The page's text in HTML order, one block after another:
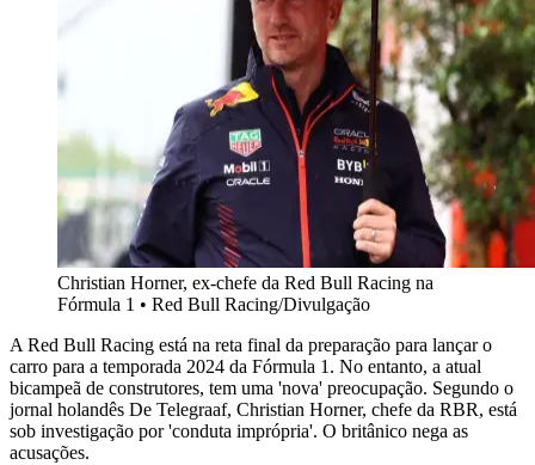
Christian Horner, ex-chefe da Red Bull Racing na
Fórmula 1 • Red Bull Racing/Divulgação
A Red Bull Racing está na reta final da preparação para lançar o
carro para a temporada 2024 da Fórmula 1. No entanto, a atual
bicampeã de construtores, tem uma 'nova' preocupação. Segundo o
jornal holandês De Telegraaf, Christian Horner, chefe da RBR, está
sob investigação por 'conduta imprópria'. O britânico nega as
acusações.